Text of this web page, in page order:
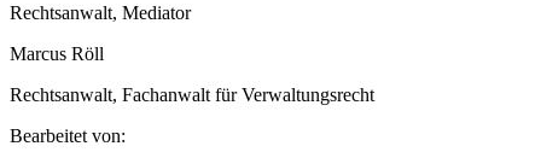
Rechtsanwalt, Mediator
Marcus Röll
Rechtsanwalt, Fachanwalt für Verwaltungsrecht
Bearbeitet von: